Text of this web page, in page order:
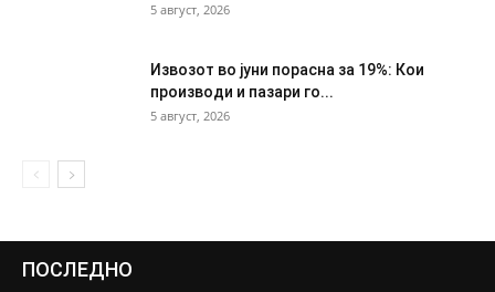
5 август, 2026
Извозот во јуни порасна за 19%: Кои
производи и пазари го...
5 август, 2026
ПОСЛЕДНО